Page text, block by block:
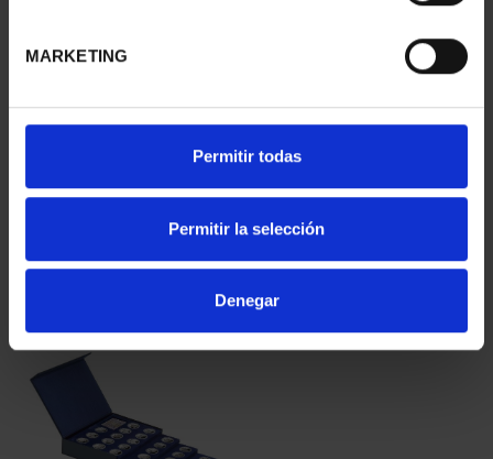
MARKETING
Permitir todas
Permitir la selección
Denegar
PROVINCIA 3
registrados
PROVINCIA 4
registrados